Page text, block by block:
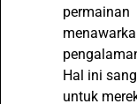
permainan
Hal ini
untuk